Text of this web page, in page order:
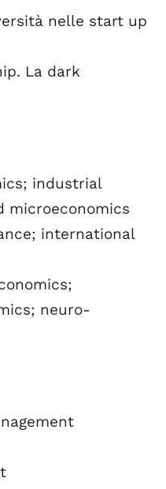
nelle start up
La dark
industrial
microeconomics
international
neuro-